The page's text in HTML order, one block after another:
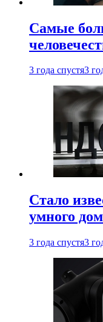
Самые
3 года спустя3
Стало
умного
3 года спустя3